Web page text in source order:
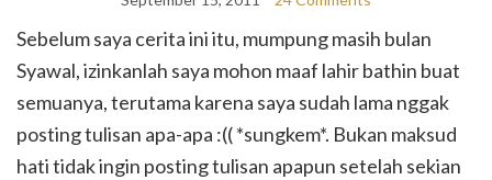
Sebelum saya cerita ini itu, mumpung masih bulan
Syawal, izinkanlah saya mohon maaf lahir bathin buat
semuanya, terutama karena saya sudah lama nggak
posting tulisan apa-apa :(( *sungkem*. Bukan maksud
hati tidak ingin posting tulisan apapun setelah sekian